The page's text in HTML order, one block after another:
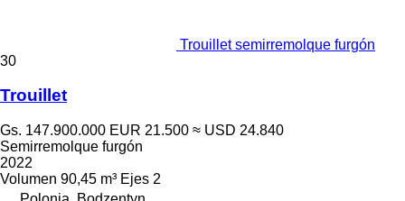
Trouillet semirremolque furgón
30
Trouillet
Gs. 147.900.000 EUR 21.500 ≈ USD 24.840
Semirremolque furgón
2022
Volumen 90,45 m³ Ejes 2